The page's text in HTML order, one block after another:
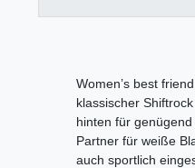
Women’s best
klassischer
hinten für
Partner für weiße
auch sportlich